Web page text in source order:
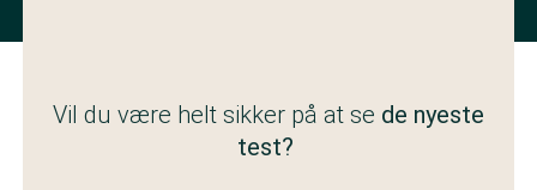
Vil du være helt sikker på at se de nyeste
test?